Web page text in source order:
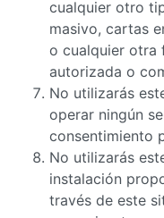
cualquier otro
masivo, cartas
o cualquier otra
autorizada o
No utilizarás
operar ningún
consentimiento
No utilizarás
instalación
través de este